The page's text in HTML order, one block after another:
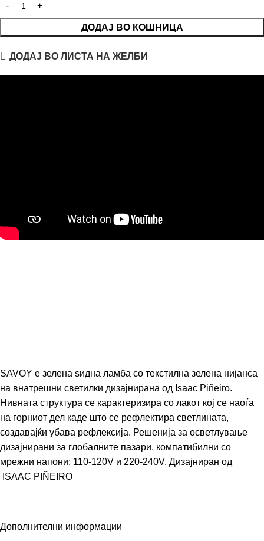
ДОДАЈ ВО КОШНИЦА
ДОДАЈ ВО ЛИСТА НА ЖЕЛБИ
SAVOY е зелена ѕидна ламба со текстилна зелена нијанса
на внатрешни светилки дизајнирана од Isaac Piñeiro.
Нивната структура се карактеризира со лакот кој се наоѓа
на горниот дел каде што се рефлектира светлината,
создавајќи убава рефлексија. Решенија за осветлување
дизајнирани за глобалните пазари, компатибилни со
мрежни напони: 110-120V и 220-240V. Дизајниран од
ISAAC PIÑEIRO
Дополнителни информации